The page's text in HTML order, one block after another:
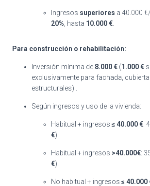
Ingresos superiores a 40.000
20% , hasta 10.000 €
Para construcción o rehabilitación:
Inversión mínima de 8.000 € (1.000 €
exclusivamente para fachada,
estructurales)
Según ingresos y uso de la vivienda:
Habitual + ingresos ≤ 40.000 €:
€)
Habitual + ingresos >40.000€:
€)
No habitual + ingresos ≤ 40.000